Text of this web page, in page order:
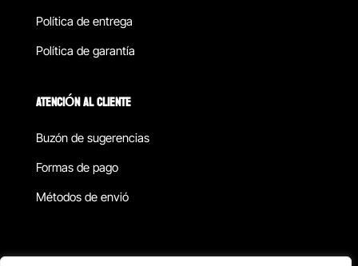
Política de entrega
Política de garantía
ATENCIÓN AL CLIENTE
Buzón de sugerencias
Formas de pago
Métodos de envió